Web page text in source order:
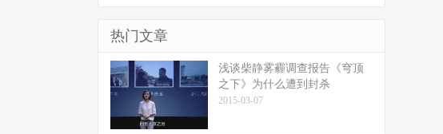
热门文章
浅谈柴静雾霾调查报告《穹顶
之下》为什么遭到封杀
2015-03-07